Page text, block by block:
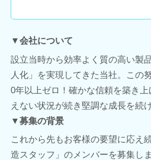
▼会社について
設立当時から効率よく質の高い製
人化」を実現してきた当社。この
0年以上ゼロ！確かな信頼を築き
えない状況が続き堅調な成長を続
▼募集の背景
これから先もお客様の要望に応え
造スタッフ」のメンバーを募集し